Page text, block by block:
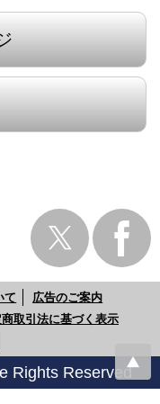
て
広告のご案内
取引法に基づく表示
Rights Reserved